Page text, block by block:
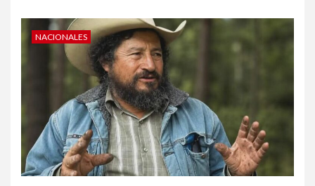
NACIONALES